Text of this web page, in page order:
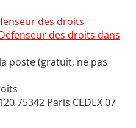
des droits
des droits dans
poste (gratuit, ne pas
75342 Paris CEDEX 07